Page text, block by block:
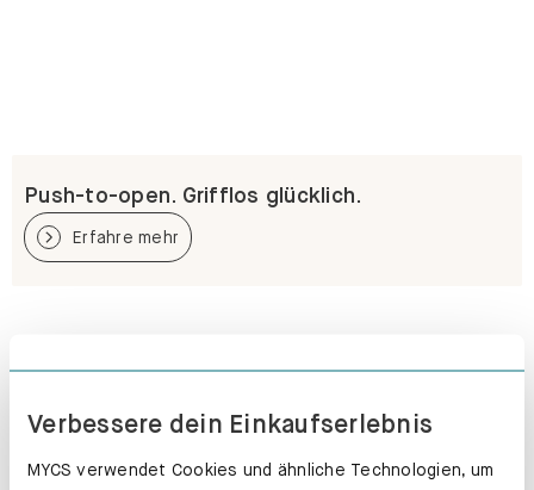
Verbessere dein Einkaufserlebnis
MYCS verwendet Cookies und ähnliche Technologien, um
Push-to-open. Grifflos glücklich.
Erfahre mehr